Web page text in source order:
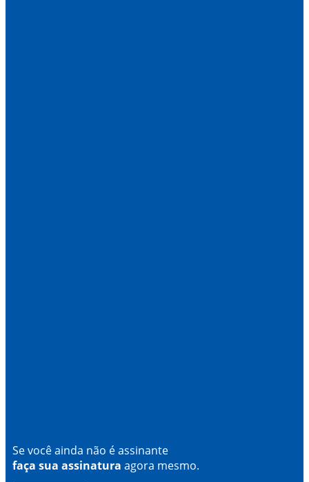
Se você ainda não é assinante
faça sua assinatura agora mesmo.